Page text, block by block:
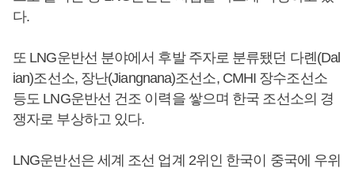
다.
또 LNG운반선 분야에서 후발 주자로 분류됐던 다롄(Dal
ian)조선소, 장난(Jiangnana)조선소, CMHI 장수조선소
등도 LNG운반선 건조 이력을 쌓으며 한국 조선소의 경
쟁자로 부상하고 있다.
LNG운반선은 세계 조선 업계 2위인 한국이 중국에 우위